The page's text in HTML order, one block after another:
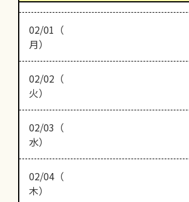
02/01（
月）
02/02（
火）
02/03（
水）
02/04（
木）